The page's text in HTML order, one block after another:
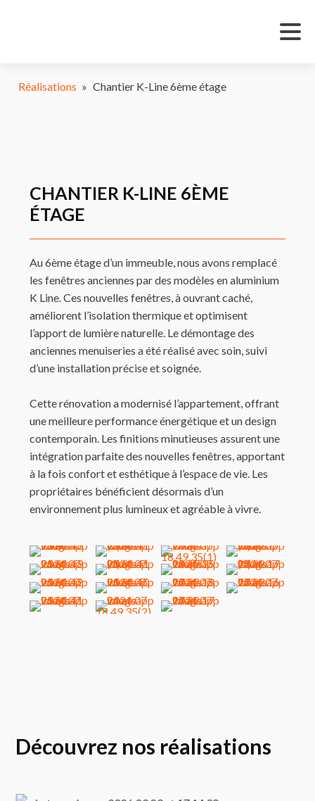
Réalisations » Chantier K-Line 6ème étage
CHANTIER K-LINE 6ÈME
ÉTAGE
Au 6ème étage d’un immeuble, nous avons remplacé
les fenêtres anciennes par des modèles en aluminium
K Line. Ces nouvelles fenêtres, à ouvrant caché,
améliorent l’isolation thermique et optimisent
l’apport de lumière naturelle. Le démontage des
anciennes menuiseries a été réalisé avec soin, suivi
d’une installation précise et soignée.
Cette rénovation a modernisé l’appartement, offrant
une meilleure performance énergétique et un design
contemporain. Les finitions minutieuses assurent une
intégration parfaite des nouvelles fenêtres, apportant
à la fois confort et esthétique à l’espace de vie. Les
propriétaires bénéficient désormais d’un
environnement plus lumineux et agréable à vivre.
Découvrez nos réalisations